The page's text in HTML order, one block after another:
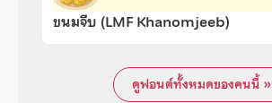
ขนมจีบ (LMF Khanomjeeb)
ดูฟอนต์ทั้งหมดของคนนี้ »